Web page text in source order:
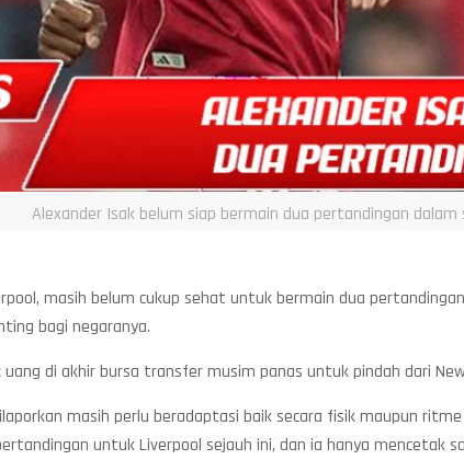
Alexander Isak belum siap bermain dua pertandingan
masih belum cukup sehat untuk bermain dua
bagi negaranya.
di akhir bursa transfer musim panas untuk pindah dari
masih perlu beradaptasi baik secara fisik maupun
untuk Liverpool sejauh ini, dan ia hanya mencetak